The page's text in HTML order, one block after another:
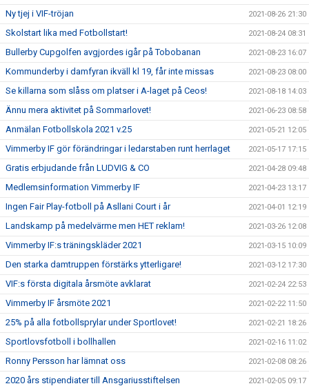
Ny tjej i VIF-tröjan 2021-08-26 21:30
Skolstart lika med Fotbollstart! 2021-08-24 08:31
Bullerby Cupgolfen avgjordes igår på Tobobanan 2021-08-23 16:07
Kommunderby i damfyran ikväll kl 19, får inte missas 2021-08-23 08:00
Se killarna som slåss om platser i A-laget på Ceos! 2021-08-18 14:03
Ännu mera aktivitet på Sommarlovet! 2021-06-23 08:58
Anmälan Fotbollskola 2021 v.25 2021-05-21 12:05
Vimmerby IF gör förändringar i ledarstaben runt herrlaget 2021-05-17 17:15
Gratis erbjudande från LUDVIG & CO 2021-04-28 09:48
Medlemsinformation Vimmerby IF 2021-04-23 13:17
Ingen Fair Play-fotboll på Asllani Court i år 2021-04-01 12:19
Landskamp på medelvärme men HET reklam! 2021-03-26 12:08
Vimmerby IF:s träningskläder 2021 2021-03-15 10:09
Den starka damtruppen förstärks ytterligare! 2021-03-12 17:30
VIF:s första digitala årsmöte avklarat 2021-02-24 22:53
Vimmerby IF årsmöte 2021 2021-02-22 11:50
25% på alla fotbollsprylar under Sportlovet! 2021-02-21 18:26
Sportlovsfotboll i bollhallen 2021-02-16 11:02
Ronny Persson har lämnat oss 2021-02-08 08:26
2020 års stipendiater till Ansgariusstiftelsen 2021-02-05 09:17